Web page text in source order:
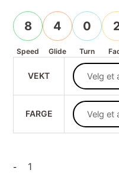
8
Speed
4
Glide
0
Turn
VEKT
FARGE
-
Star